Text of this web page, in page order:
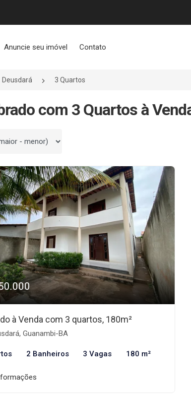
Anuncie seu imóvel Contato
Deusdará 3 Quartos
com 3 Quartos à
à Venda com 3 quartos, 180m²
Guanambi-BA
2 Banheiros 3 Vagas 180 m²